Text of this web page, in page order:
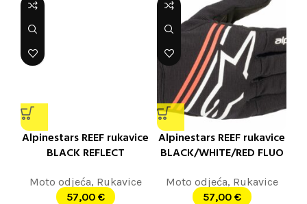
Alpinestars REEF rukavice
BLACK REFLECT
Moto odjeća, Rukavice
57,00 €
Alpinestars REEF rukavice
BLACK/WHITE/RED FLUO
Moto odjeća, Rukavice
57,00 €